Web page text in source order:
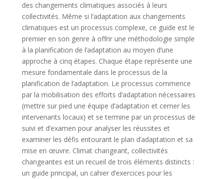
des changements climatiques associés à leurs
collectivités. Même si l’adaptation aux changements
climatiques est un processus complexe, ce guide est le
premier en son genre à offrir une méthodologie simple
à la planification de l’adaptation au moyen d’une
approche à cinq étapes. Chaque étape représente une
mesure fondamentale dans le processus de la
planification de l’adaptation. Le processus commence
par la mobilisation des efforts d’adaptation nécessaires
(mettre sur pied une équipe d’adaptation et cerner les
intervenants locaux) et se termine par un processus de
suivi et d’examen pour analyser les réussites et
examiner les défis entourant le plan d’adaptation et sa
mise en œuvre. Climat changeant, collectivités
changeantes est un recueil de trois éléments distincts :
un guide principal, un cahier d’exercices pour les